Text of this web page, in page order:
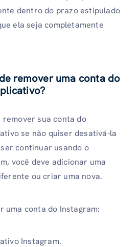
dentro do prazo estipulado
ela seja completamente
remover uma conta do
remover sua conta do
se não quiser desativá-la
continuar usando o
você deve adicionar uma
ou criar uma nova.
uma conta do Instagram:
Instagram.